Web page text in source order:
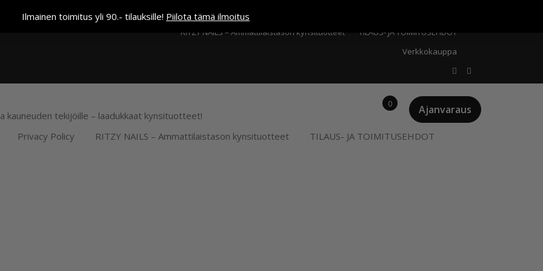
Ilmainen toimitus yli 90.- tilauksille! Piilota tämä ilmoitusKassa
RITZY NAILS – Ammattilaistason kynsituotteet
TILAUS- JA TOIMITUSEHDOT
Verkkokauppa
kauneuden tekijöille – laadukkaat kynsituotteet! Ajanvaraus
0
Privacy Policy RITZY NAILS – Ammattilaistason kynsituotteet TILAUS- JA TOIMITUSEHDOT